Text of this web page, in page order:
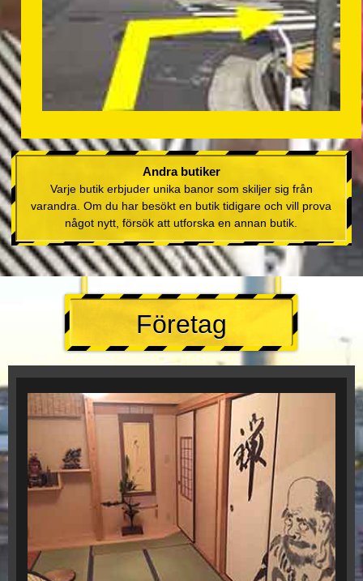
Andra butiker
Varje butik erbjuder unika banor som skiljer sig från
varandra. Om du har besökt en butik tidigare och vill prova
något nytt, försök att utforska en annan butik.
Företag